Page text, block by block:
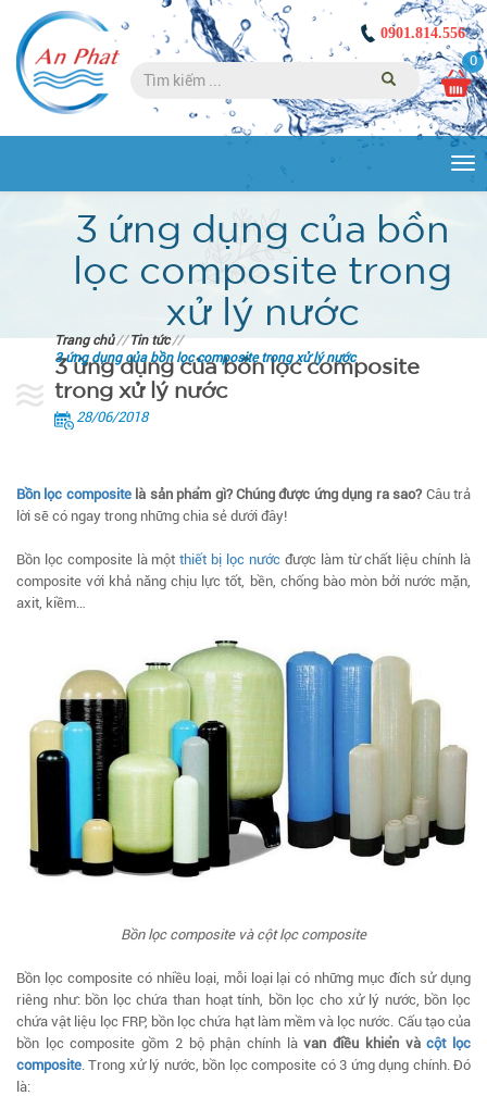
0901.814.556
0
3 ứng dụng của bồn
lọc composite trong
xử lý nước
Trang chủ//Tin tức//
3 ứng dụng của bồn lọc composite trong xử lý nước
3 ứng dụng của bồn lọc composite
trong xử lý nước
28/06/2018
Bồn lọc compositelà sản phẩm gì? Chúng được ứng dụng ra sao? Câu trả
lời sẽ có ngay trong những chia sẻ dưới đây!
Bồn lọc composite là mộtthiết bị lọc nước được làm từ chất liệu chính là
composite với khả năng chịu lực tốt, bền, chống bào mòn bởi nước mặn,
axit, kiềm…
Bồn lọc composite và cột lọc composite
Bồn lọc composite có nhiều loại, mỗi loại lại có những mục đích sử dụng
riêng như: bồn lọc chứa than hoạt tính, bồn lọc cho xử lý nước, bồn lọc
chứa vật liệu lọc FRP, bồn lọc chứa hạt làm mềm và lọc nước. Cấu tạo của
bồn lọc composite gồm 2 bộ phận chính làvan điều khiển vàcột lọc
composite. Trong xử lý nước, bồn lọc composite có 3 ứng dụng chính. Đó
là: